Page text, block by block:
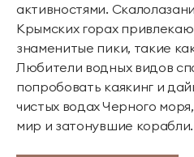
активностями.
Крымских горах
знаменитые пики, такие
Любители водных видов
попробовать каякинг и
чистых водах Черного
мир и затонувшие корабли.